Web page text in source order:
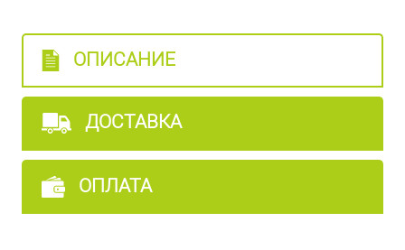
ОПИСАНИЕ
ДОСТАВКА
ОПЛАТА